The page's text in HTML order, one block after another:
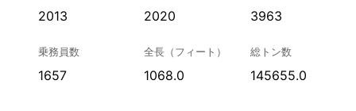
2013 2020 3963
乗務員数
1657
全長（フィート）
1068.0
総トン数
145655.0